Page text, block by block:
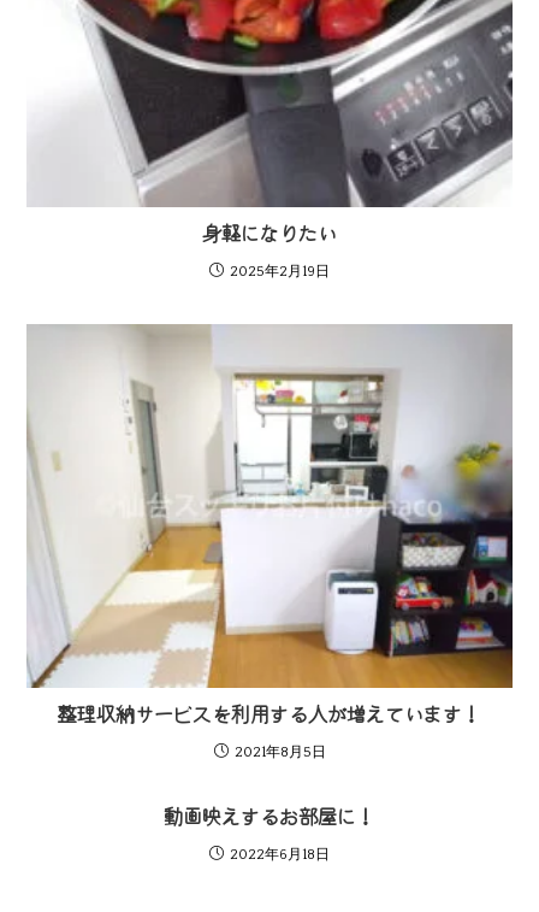
身軽になりたい
2025年2月19日
整理収納サービスを利用する人が増えています！
2021年8月5日
動画映えするお部屋に！
2022年6月18日